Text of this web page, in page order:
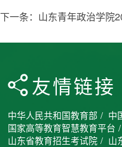
下一条： 山东青年政治学院
友情链接
中华人民共和国教育部 / 中
国家高等教育智慧教育平台 /
山东省教育招生考试院 / 山